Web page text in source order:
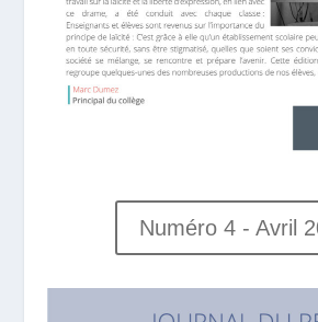
Numéro 4 - Avril